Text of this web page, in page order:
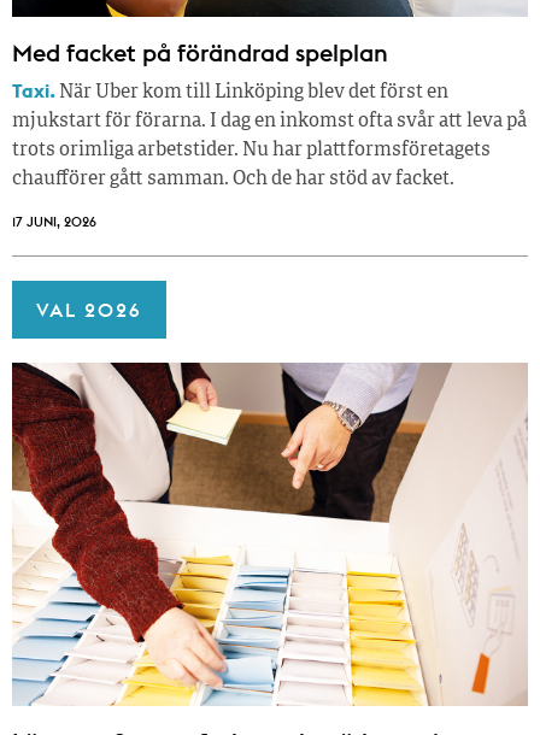
Med facket på förändrad spelplan
Taxi. När Uber kom till Linköping blev det först en
mjukstart för förarna. I dag en inkomst ofta svår att leva på
trots orimliga arbetstider. Nu har plattformsföretagets
chaufförer gått samman. Och de har stöd av facket.
17 JUNI, 2026
VAL 2026